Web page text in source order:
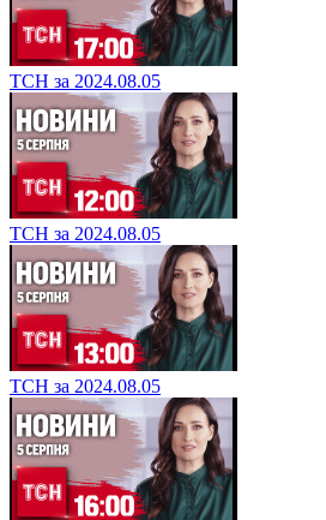
ТСН за 2024.08.05
ТСН за 2024.08.05
ТСН за 2024.08.05